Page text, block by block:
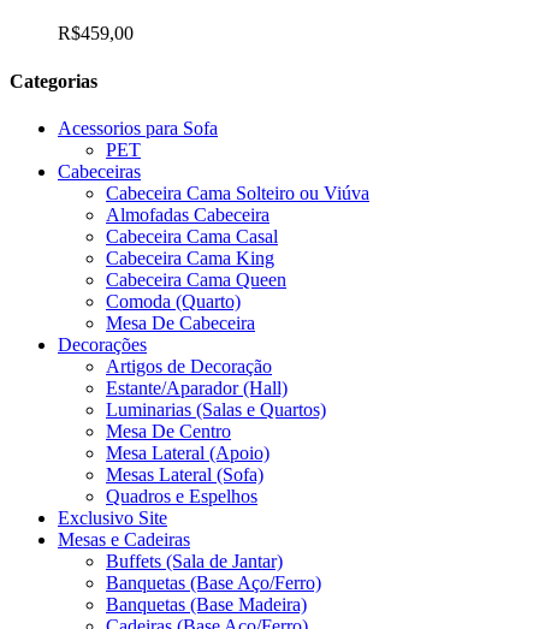
R$459,00
Categorias
Acessorios para Sofa
PET
Cabeceiras
Cabeceira Cama Solteiro ou Viúva
Almofadas Cabeceira
Cabeceira Cama Casal
Cabeceira Cama King
Cabeceira Cama Queen
Comoda (Quarto)
Mesa De Cabeceira
Decorações
Artigos de Decoração
Estante/Aparador (Hall)
Luminarias (Salas e Quartos)
Mesa De Centro
Mesa Lateral (Apoio)
Mesas Lateral (Sofa)
Quadros e Espelhos
Exclusivo Site
Mesas e Cadeiras
Buffets (Sala de Jantar)
Banquetas (Base Aço/Ferro)
Banquetas (Base Madeira)